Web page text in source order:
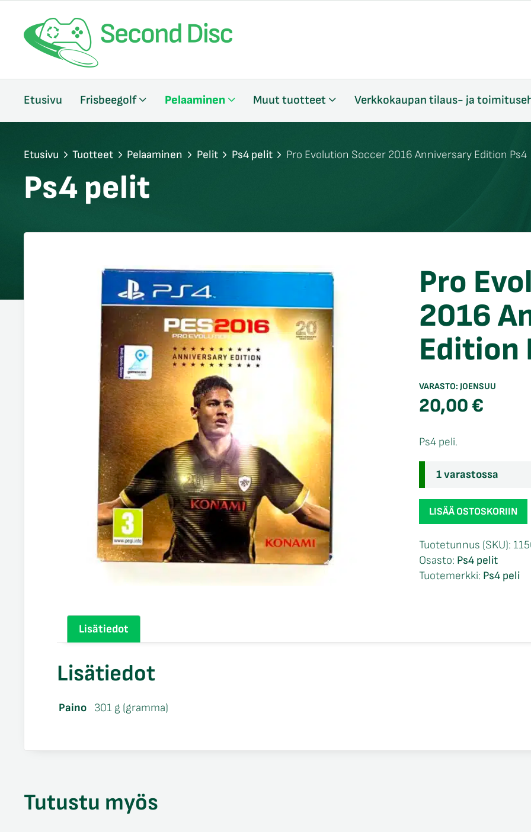
Etusivu Frisbeegolf Pelaaminen Muut tuotteet Verkkokaupan tilaus- ja
Etusivu Tuotteet Pelaaminen Pelit Ps4 pelit Pro Evolution Soccer 2016 Anniversary Edition Ps4
Ps4 pelit
Pro
2016
Edition
VARASTO: JOENSUU
20,00€
Ps4 peli.
1 varastossa
Pro
Evolution
2016
Anniversary
Edition
LISÄÄ OSTOSKORIIN
Tuotetunnus (SKU):
Osasto: Ps4 pelit
Tuotemerkki: Ps4 peli
Lisätiedot
Lisätiedot
Paino 301 g (gramma)
Tutustu myös
sulje
sulje
sulje